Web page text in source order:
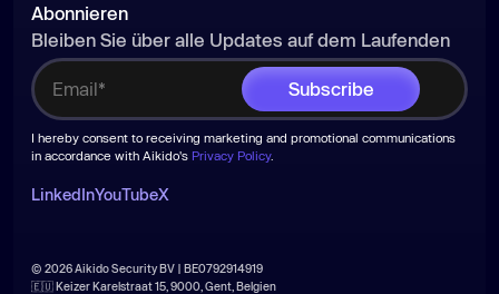
Abonnieren
Bleiben Sie über alle Updates auf dem Laufenden
I hereby consent to receiving marketing and promotional communications
in accordance with Aikido's Privacy Policy.
LinkedInYouTubeX
© 2026 Aikido Security BV | BE0792914919
🇪🇺 Keizer Karelstraat 15, 9000, Gent, Belgien